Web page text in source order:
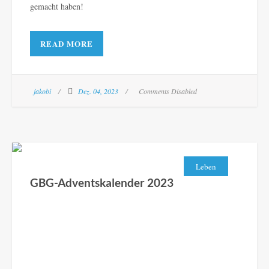
gemacht haben!
READ MORE
jakobi Dez. 04, 2023 Comments Disabled
Leben
GBG-Adventskalender 2023